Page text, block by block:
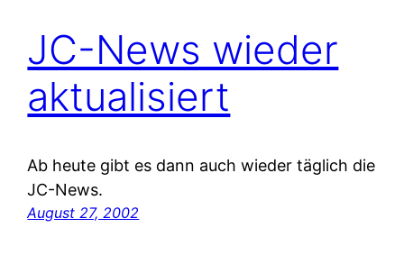
JC-News wieder
aktualisiert
Ab heute gibt es dann auch wieder täglich die
JC-News.
August 27, 2002